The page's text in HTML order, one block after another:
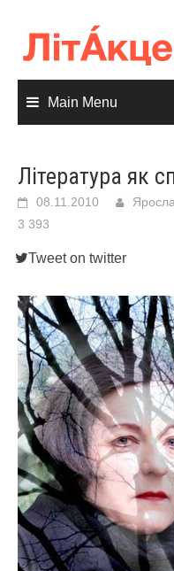
content
Main Menu
Література як
08.11.2010
3 393
Tweet on twitter